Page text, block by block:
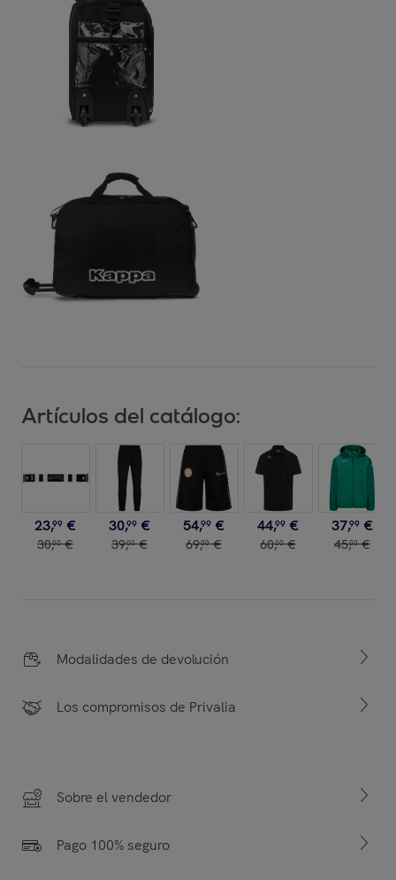
Artículos del catálogo:
23,99 €
30,00 €
30,99 €
39,00 €
54,99 €
69,00 €
44,99 €
60,00 €
37,99 €
45,00 €
Modalidades de devolución
Los compromisos de Privalia
Sobre el vendedor
Pago 100% seguro